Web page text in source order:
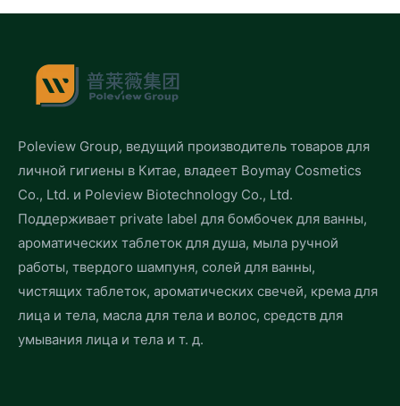
Poleview Group, ведущий производитель товаров для
личной гигиены в Китае, владеет Boymay Cosmetics
Co., Ltd. и Poleview Biotechnology Co., Ltd.
Поддерживает private label для бомбочек для ванны,
ароматических таблеток для душа, мыла ручной
работы, твердого шампуня, солей для ванны,
чистящих таблеток, ароматических свечей, крема для
лица и тела, масла для тела и волос, средств для
умывания лица и тела и т. д.